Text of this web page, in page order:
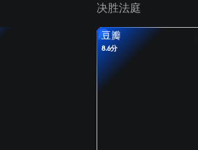
决胜法庭
豆瓣
8.6分